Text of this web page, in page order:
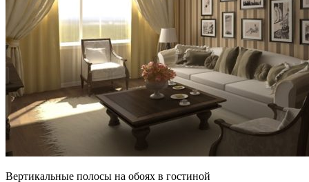
Вертикальные полосы на обоях в гостиной